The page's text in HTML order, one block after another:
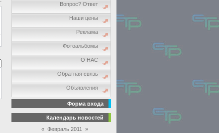
Вопрос? Ответ
Наши цены
Реклама
Фотоальбомы
О НАС
Обратная связь
Объявления
Форма входа
Календарь новостей
« Февраль 2011
»